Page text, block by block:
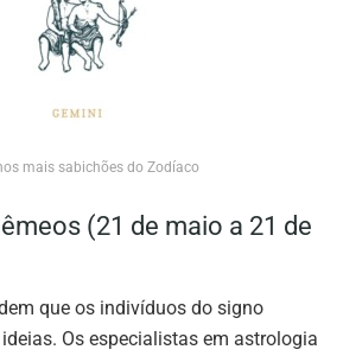
mais sabichões do Zodíaco
(21 de maio a 21 de
que os indivíduos do signo
Os especialistas em astrologia